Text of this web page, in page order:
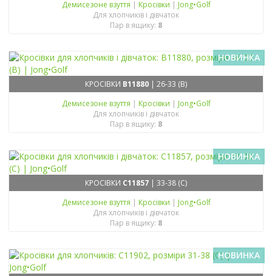
Демисезонe взуття | Кросівки | Jong•Golf
Для хлопчиків і дівчаток
Пар в ящику: 8
НОВИНКА
КРОСІВКИ B11880 | 26-33 (B)
Демисезонe взуття | Кросівки | Jong•Golf
Для хлопчиків і дівчаток
Пар в ящику: 8
НОВИНКА
КРОСІВКИ C11857 | 33-38 (C)
Демисезонe взуття | Кросівки | Jong•Golf
Для хлопчиків і дівчаток
Пар в ящику: 8
НОВИНКА